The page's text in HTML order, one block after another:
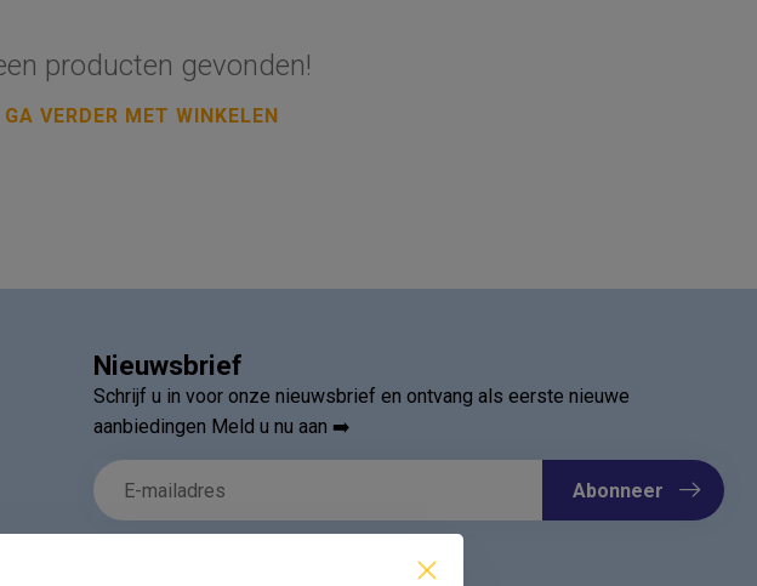
producten gevonden!
GA VERDER MET WINKELEN
Nieuwsbrief
Schrijf u in voor onze nieuwsbrief en ontvang als eerste nieuwe
aanbiedingen Meld u nu aan ➡️
Abonneer